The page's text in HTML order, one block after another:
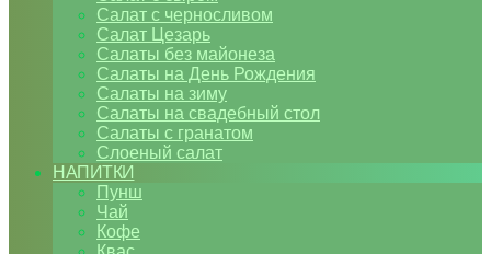
Салат с черносливом
Салат Цезарь
Салаты без майонеза
Салаты на День Рождения
Салаты на зиму
Салаты на свадебный стол
Салаты с гранатом
Слоеный салат
НАПИТКИ
Пунш
Чай
Кофе